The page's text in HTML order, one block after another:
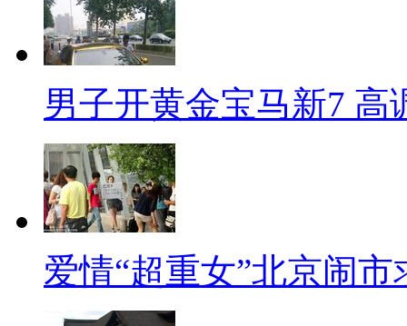
男子开黄金宝马新7 高
爱情“超重女”北京闹市